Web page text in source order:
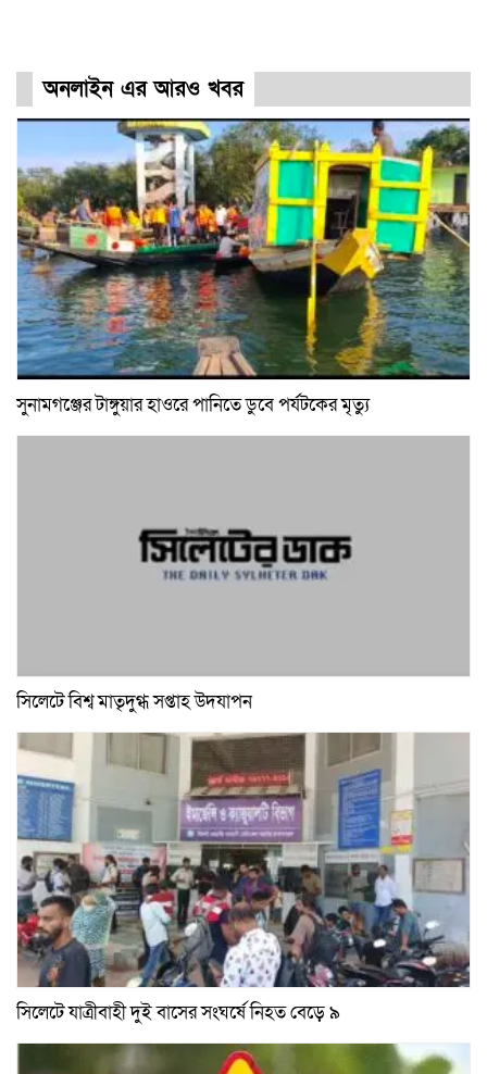
অনলাইন এর আরও খবর
সুনামগঞ্জের টাঙ্গুয়ার হাওরে পানিতে ডুবে পর্যটকের মৃত্যু
সিলেটে বিশ্ব মাতৃদুগ্ধ সপ্তাহ উদযাপন
সিলেটে যাত্রীবাহী দুই বাসের সংঘর্ষে নিহত বেড়ে ৯